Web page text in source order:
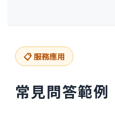
📋 服務應用
常見問答範例